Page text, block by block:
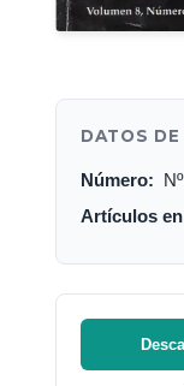
DATOS
Número:
Artículos